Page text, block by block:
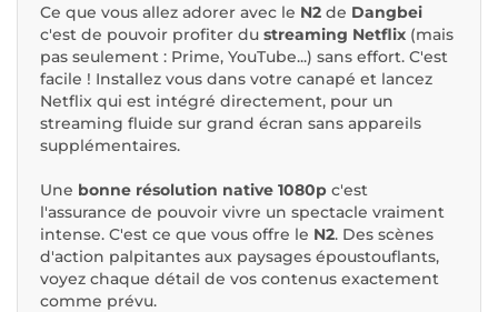
Ce que vous allez adorer avec le N2 de Dangbei
c'est de pouvoir profiter du streaming Netflix (mais
pas seulement : Prime, YouTube...) sans effort. C'est
facile ! Installez vous dans votre canapé et lancez
Netflix qui est intégré directement, pour un
streaming fluide sur grand écran sans appareils
supplémentaires.
Une bonne résolution native 1080p c'est
l'assurance de pouvoir vivre un spectacle vraiment
intense. C'est ce que vous offre le N2. Des scènes
d'action palpitantes aux paysages époustouflants,
voyez chaque détail de vos contenus exactement
comme prévu.